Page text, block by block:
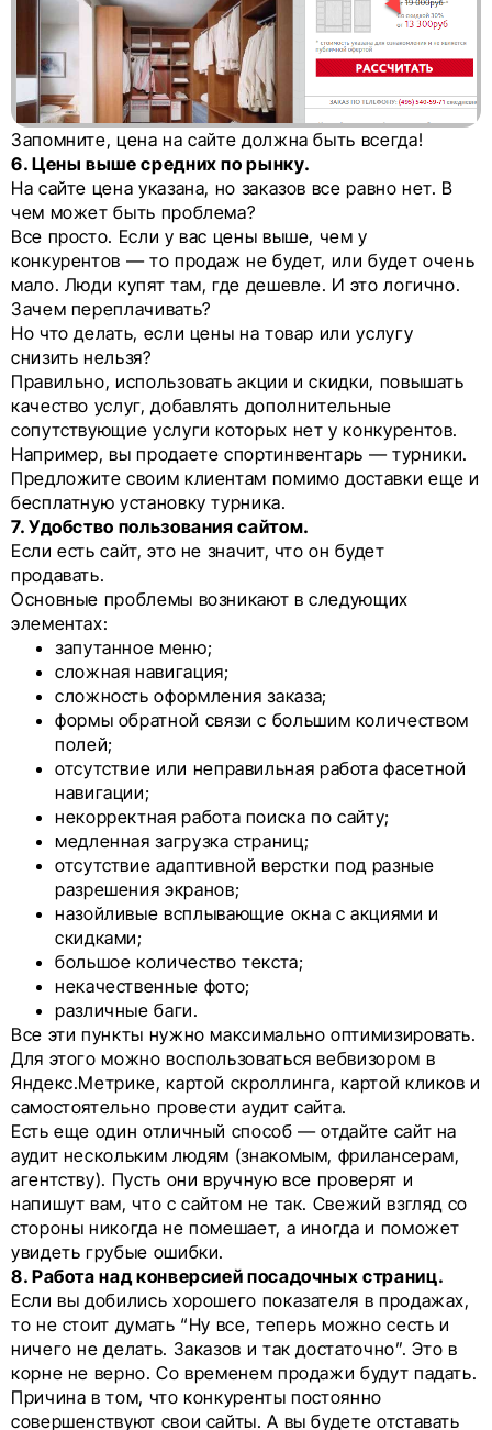
Запомните, цена на сайте должна быть всегда!
6. Цены выше средних по рынку.
На сайте цена указана, но заказов все равно нет. В
чем может быть проблема?
Все просто. Если у вас цены выше, чем у
конкурентов — то продаж не будет, или будет очень
мало. Люди купят там, где дешевле. И это логично.
Зачем переплачивать?
Но что делать, если цены на товар или услугу
снизить нельзя?
Правильно, использовать акции и скидки, повышать
качество услуг, добавлять дополнительные
сопутствующие услуги которых нет у конкурентов.
Например, вы продаете спортинвентарь — турники.
Предложите своим клиентам помимо доставки еще и
бесплатную установку турника.
7. Удобство пользования сайтом.
Если есть сайт, это не значит, что он будет
продавать.
Основные проблемы возникают в следующих
элементах:
запутанное меню;
сложная навигация;
сложность оформления заказа;
формы обратной связи с большим количеством
полей;
отсутствие или неправильная работа фасетной
навигации;
некорректная работа поиска по сайту;
медленная загрузка страниц;
отсутствие адаптивной верстки под разные
разрешения экранов;
назойливые всплывающие окна с акциями и
скидками;
большое количество текста;
некачественные фото;
различные баги.
Все эти пункты нужно максимально оптимизировать.
Для этого можно воспользоваться вебвизором в
Яндекс.Метрике, картой скроллинга, картой кликов и
самостоятельно провести аудит сайта.
Есть еще один отличный способ — отдайте сайт на
аудит нескольким людям (знакомым, фрилансерам,
агентству). Пусть они вручную все проверят и
напишут вам, что с сайтом не так. Свежий взгляд со
стороны никогда не помешает, а иногда и поможет
увидеть грубые ошибки.
8. Работа над конверсией посадочных страниц.
Если вы добились хорошего показателя в продажах,
то не стоит думать “Ну все, теперь можно сесть и
ничего не делать. Заказов и так достаточно”. Это в
корне не верно. Со временем продажи будут падать.
Причина в том, что конкуренты постоянно
совершенствуют свои сайты. А вы будете отставать